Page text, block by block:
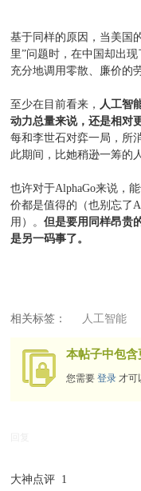
基于同样的原因，当美国
里”问题时，在中国却出
充分地调用零散、廉价的
至少在目前看来， 人工智
动力总量来说，还是相对
每和李世石对弈一局，所
此期间，比她稍逊一筹的
也许对于AlphaGo来说，
价都是值得的（也别忘了
用）。但是要用同样昂贵
是另一码事了。
相关标签： 人工智能
本帖子中包含
您需要登录 才可
大神点评 1